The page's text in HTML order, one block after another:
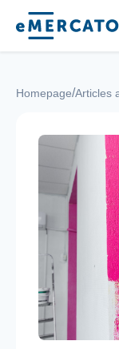
Mercator
Homepage/Articles